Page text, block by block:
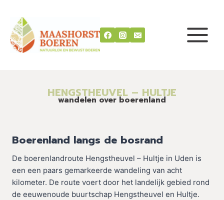
inhoud
HENGSTHEUVEL – HULTJE
wandelen over boerenland
Boerenland langs de bosrand
De boerenlandroute Hengstheuvel – Hultje in Uden is
een een paars gemarkeerde wandeling van acht
kilometer. De route voert door het landelijk gebied rond
de eeuwenoude buurtschap Hengstheuvel en Hultje.